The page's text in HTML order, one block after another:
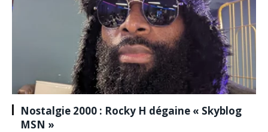
Nostalgie 2000 : Rocky H dégaine « Skyblog
MSN »